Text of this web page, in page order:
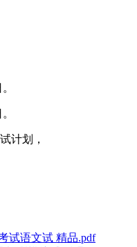
计划，
试语文试 精品.pdf